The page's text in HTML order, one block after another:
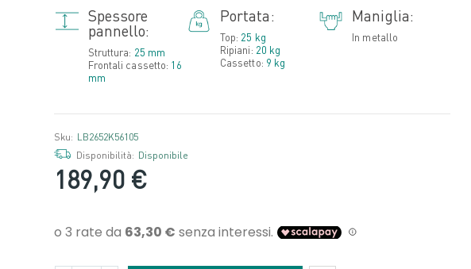
Spessore
pannello:
Struttura: 25 mm
Frontali cassetto: 16
mm
Portata:
Top: 25 kg
Ripiani: 20 kg
Cassetto: 9 kg
Maniglia:
In metallo
Sku: LB2652K56105
Disponibilità: Disponibile
189,90 €